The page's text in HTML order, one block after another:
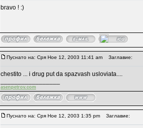
bravo ! :)
Пуснато на: Сря Ное 12, 2003 11:41 am Заглавие:
chestito ... i drug put da spazvash usloviata....
asenpetrov.com
Пуснато на: Сря Ное 12, 2003 1:35 pm Заглавие: